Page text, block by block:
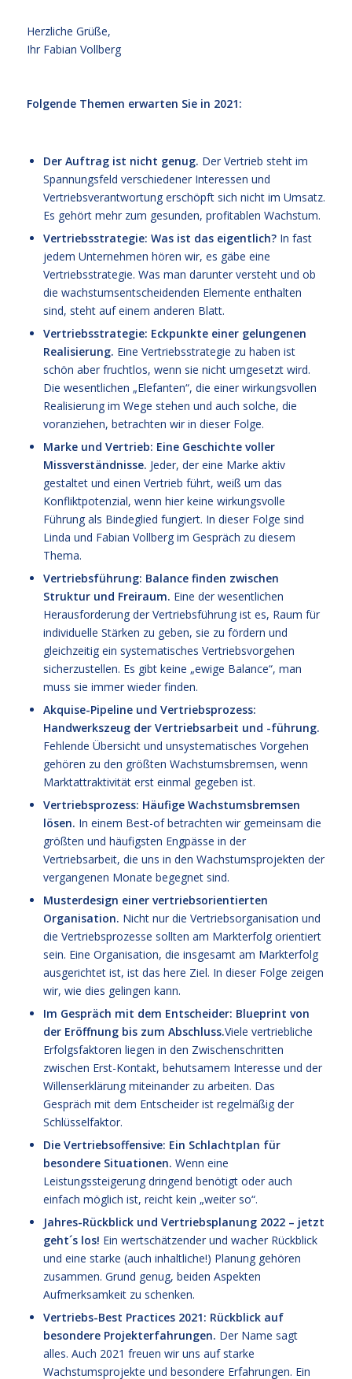
Herzliche Grüße,
Ihr Fabian Vollberg
Folgende Themen erwarten Sie in 2021:
Der Auftrag ist nicht genug. Der Vertrieb steht im
Spannungsfeld verschiedener Interessen und
Vertriebsverantwortung erschöpft sich nicht im Umsatz.
Es gehört mehr zum gesunden, profitablen Wachstum.
Vertriebsstrategie: Was ist das eigentlich?In fast
jedem Unternehmen hören wir, es gäbe eine
Vertriebsstrategie. Was man darunter versteht und ob
die wachstumsentscheidenden Elemente enthalten
sind, steht auf einem anderen Blatt.
Vertriebsstrategie: Eckpunkte einer gelungenen
Realisierung. Eine Vertriebsstrategie zu haben ist
schön aber fruchtlos, wenn sie nicht umgesetzt wird.
Die wesentlichen „Elefanten“, die einer wirkungsvollen
Realisierung im Wege stehen und auch solche, die
voranziehen, betrachten wir in dieser Folge.
Marke und Vertrieb: Eine Geschichte voller
Missverständnisse. Jeder, der eine Marke aktiv
gestaltet und einen Vertrieb führt, weiß um das
Konfliktpotenzial, wenn hier keine wirkungsvolle
Führung als Bindeglied fungiert. In dieser Folge sind
Linda und Fabian Vollberg im Gespräch zu diesem
Thema.
Vertriebsführung: Balance finden zwischen
Struktur und Freiraum. Eine der wesentlichen
Herausforderung der Vertriebsführung ist es, Raum für
individuelle Stärken zu geben, sie zu fördern und
gleichzeitig ein systematisches Vertriebsvorgehen
sicherzustellen. Es gibt keine „ewige Balance“, man
muss sie immer wieder finden.
Akquise-Pipeline und Vertriebsprozess:
Handwerkszeug der Vertriebsarbeit und -führung.
Fehlende Übersicht und unsystematisches Vorgehen
gehören zu den größten Wachstumsbremsen, wenn
Marktattraktivität erst einmal gegeben ist.
Vertriebsprozess: Häufige Wachstumsbremsen
lösen. In einem Best-of betrachten wir gemeinsam die
größten und häufigsten Engpässe in der
Vertriebsarbeit, die uns in den Wachstumsprojekten der
vergangenen Monate begegnet sind.
Musterdesign einer vertriebsorientierten
Organisation. Nicht nur die Vertriebsorganisation und
die Vertriebsprozesse sollten am Markterfolg orientiert
sein. Eine Organisation, die insgesamt am Markterfolg
ausgerichtet ist, ist das here Ziel. In dieser Folge zeigen
wir, wie dies gelingen kann.
Im Gespräch mit dem Entscheider: Blueprint von
der Eröffnung bis zum Abschluss.Viele vertriebliche
Erfolgsfaktoren liegen in den Zwischenschritten
zwischen Erst-Kontakt, behutsamem Interesse und der
Willenserklärung miteinander zu arbeiten. Das
Gespräch mit dem Entscheider ist regelmäßig der
Schlüsselfaktor.
Die Vertriebsoffensive: Ein Schlachtplan für
besondere Situationen. Wenn eine
Leistungssteigerung dringend benötigt oder auch
einfach möglich ist, reicht kein „weiter so“.
Jahres-Rückblick und Vertriebsplanung 2022 – jetzt
geht´s los! Ein wertschätzender und wacher Rückblick
und eine starke (auch inhaltliche!) Planung gehören
zusammen. Grund genug, beiden Aspekten
Aufmerksamkeit zu schenken.
Vertriebs-Best Practices 2021: Rückblick auf
besondere Projekterfahrungen. Der Name sagt
alles. Auch 2021 freuen wir uns auf starke
Wachstumsprojekte und besondere Erfahrungen. Ein